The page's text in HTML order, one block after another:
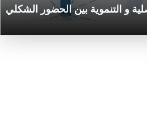
و التنموية بين الحضور الشكلي